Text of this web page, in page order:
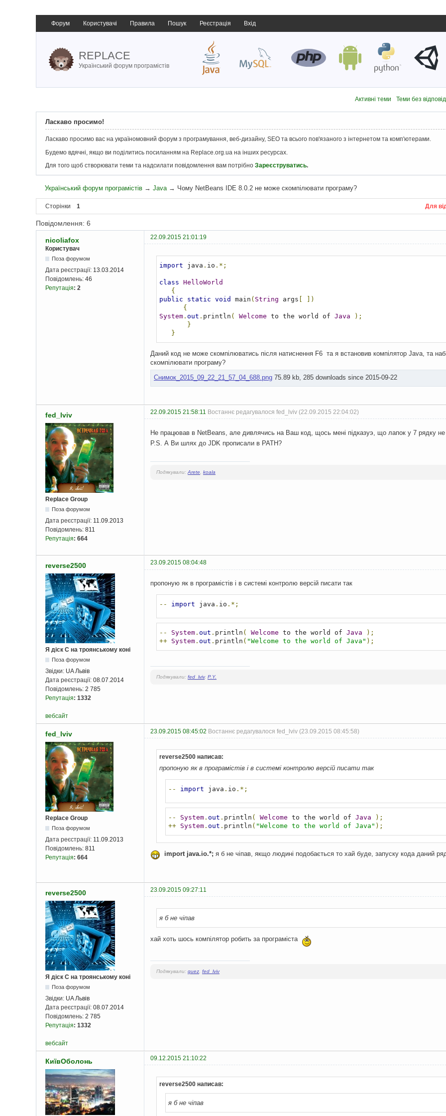
Форум Користувачі Правила Пошук Реєстрація Вхід
REPLACE
Український форум програмістів
Активні теми Теми без
Ласкаво просимо!
Ласкаво просимо вас на україномовний форум з програмування, веб-дизайну, SEO та всього пов'язаного з інтернетом та комп'ютерами.
Будемо вдячні, якщо ви поділитись посиланням на Replace.org.ua на інших ресурсах.
Для того щоб створювати теми та надсилати повідомлення вам потрібно Зареєструватись.
Український форум програмістів →Java → Чому NetBeans IDE 8.0.2 не може скомпілювати програму?
Сторінки 1 Для
Повідомлення: 6
nicoliafox
22.09.2015 21:01:19
Користувач
Поза форумом
Дата реєстрації: 13.03.2014
Повідомлень: 46
Репутація: 2
import java . io .*;
class HelloWorld
{
public
static void main ( String args
])
{
System. out . println ( Welcome to the world of Java
);
}
}
Даний код не може скомпілюватись після натиснення F6 та я встановив компілятор Java, та
скомпілювати програму?
Снимок_2015_09_22_21_57_04_688.png 75.89 kb, 285 downloads since 2015-09-22
fed_lviv 22.09.2015 21:58:11 Востаннє редагувалося fed_lviv (22.09.2015 22:04:02)
Replace Group
Поза форумом
Дата реєстрації: 11.09.2013
Повідомлень: 811
Репутація: 664
Не працював в NetBeans, але дивлячись на Ваш код, щось мені підказуэ, що лапок у 7 рядку
P.S. А Ви шлях до JDK прописали в PATH?
Подякували: Arete koala
reverse2500 23.09.2015 08:04:48
Я діск С на троянському коні
Поза форумом
Звідки: UA Львів
Дата реєстрації: 08.07.2014
Повідомлень: 2 785
Репутація: 1332
пропоную як в програмістів і в системі контролю версій писати так
-- import java . io .*;
-- System. out . println ( Welcome to the world of Java
);
++
System. out . println ( "Welcome to the world of Java" );
Подякували: fed_lviv, P.Y.
вебсайт
fed_lviv 23.09.2015 08:45:02 Востаннє редагувалося fed_lviv (23.09.2015 08:45:58)
Replace Group
Поза форумом
Дата реєстрації: 11.09.2013
Повідомлень: 811
Репутація: 664
reverse2500 написав:
пропоную як в програмістів і в системі контролю версій писати так
-- import java . io .*;
-- System. out . println ( Welcome to the world of Java
);
++
System. out . println ( "Welcome to the world of Java" );
import java.io.*; я б не чіпав, якщо людині подобається то хай буде, запуску кода даний
reverse2500 23.09.2015 09:27:11
Я діск С на троянському коні
Поза форумом
Звідки: UA Львів
Дата реєстрації: 08.07.2014
Повідомлень: 2 785
Репутація: 1332
я б не чіпав
хай хоть шось компілятор робить за програміста
Подякували: quez fed_lviv
вебсайт
КиївОболонь 09.12.2015 21:10:22
reverse2500 написав:
я б не чіпав